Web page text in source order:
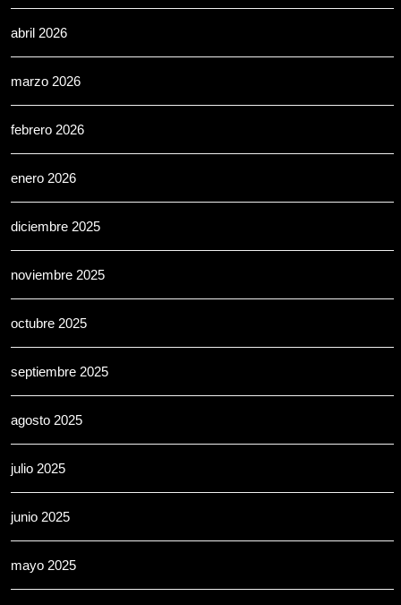
abril 2026
marzo 2026
febrero 2026
enero 2026
diciembre 2025
noviembre 2025
octubre 2025
septiembre 2025
agosto 2025
julio 2025
junio 2025
mayo 2025